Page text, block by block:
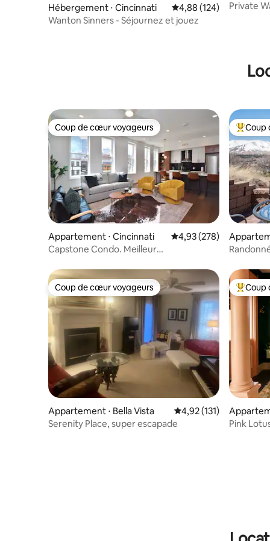
Hébergement ⋅ Cincinnati Évaluation moyenne
4,88 (124)
Wanton Sinners - Séjournez et jouez
Private
Coup de cœur voyageurs
Coup de cœur voyageurs
Appartement ⋅ Cincinnati Évaluation moyenne
4,93 (278)
Capstone Condo. Meilleur
Coups
Coup
Coup de cœur voyageurs
Coup de cœur voyageurs
Appartement ⋅ Bella Vista Évaluation moyenne
4,92 (131)
Serenity Place, super escapade
Coups
Coup
Pink